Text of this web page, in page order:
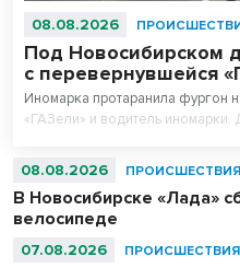
08.08.2026
Под Новосибирском
с перевернувшейся
Иномарка протаранила фургон
«ГАЗели» и водитель
08.08.2026 ПРОИСШЕСТВИЯ
В Новосибирске «Лада»
велосипеде
07.08.2026 ПРОИСШЕСТВИЯ